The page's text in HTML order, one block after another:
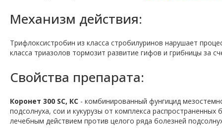
Механизм действия:
Трифлоксистробин из класса стробилуринов нарушает
класса триазолов тормозит развитие гифов и грибницы за
Свойства препарата:
Коронет 300 SC, КС - комбинированный фунгицид
подсолнуха, сои и кукурузы от комплекса
лечебным действием против целого ряда болезней